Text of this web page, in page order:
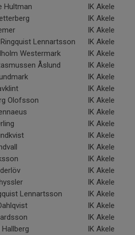
Hultman
IK Akele
IK Akele
IK Akele
Lennartsson
IK Akele
Westermark
IK Akele
Åslund
IK Akele
IK Akele
IK Akele
Olofsson
IK Akele
IK Akele
IK Akele
IK Akele
IK Akele
IK Akele
IK Akele
IK Akele
Lennartsson
IK Akele
IK Akele
IK Akele
IK Akele